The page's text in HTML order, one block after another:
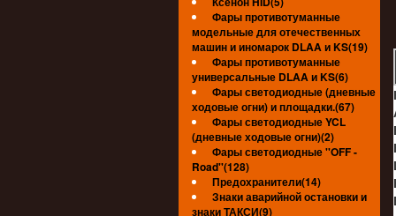
Фары противотуманные
модельные для отечественных
машин и иномарок DLAA и KS(19)
Фары противотуманные
универсальные DLAA и KS(6)
Фары светодиодные (дневные
ходовые огни) и площадки.(67)
Фары светодиодные YCL
(дневные ходовые огни)(2)
Фары светодиодные ''OFF -
Road''(128)
Предохранители(14)
Знаки аварийной остановки и
знаки ТАКСИ(9)